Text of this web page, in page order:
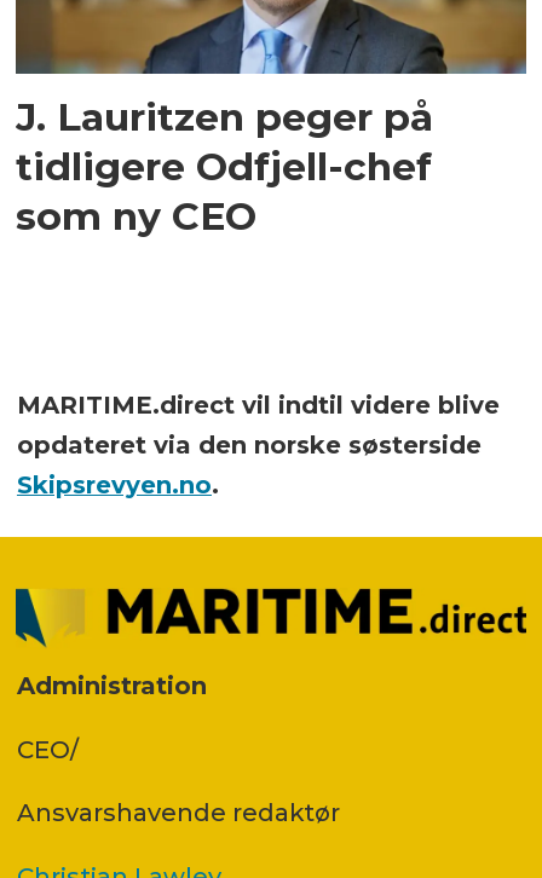
J. Lauritzen peger på
tidligere Odfjell-chef
som ny CEO
MARITIME.direct vil indtil videre blive
opdateret via den norske søsterside
Skipsrevyen.no.
Administration
CEO/
Ansvars­havende redaktør